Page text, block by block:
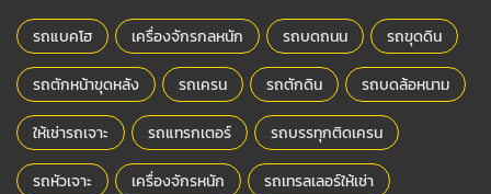
รถแบคโฮ เครื่องจักรกลหนัก รถบดถนน รถขุดดิน
รถตักหน้าขุดหลัง รถเครน รถตักดิน รถบดล้อหนาม
ให้เช่ารถเจาะ รถแทรกเตอร์ รถบรรทุกติดเครน
รถหัวเจาะ เครื่องจักรหนัก รถเทรลเลอร์ให้เช่า